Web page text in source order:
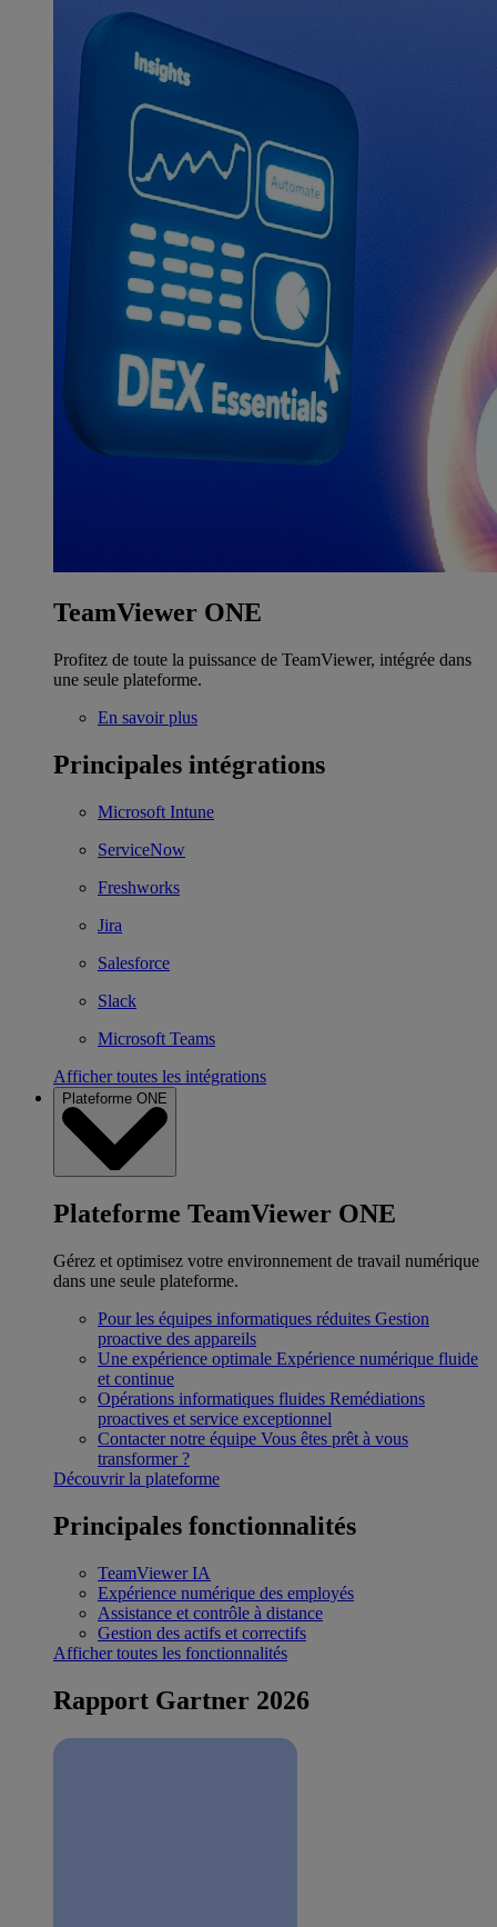
TeamViewer ONE
Profitez de toute la puissance de TeamViewer, intégrée dans
une seule plateforme.
En savoir plus
Principales intégrations
Microsoft Intune
ServiceNow
Freshworks
Jira
Salesforce
Slack
Microsoft Teams
Afficher toutes les intégrations
Plateforme ONE
Plateforme TeamViewer ONE
Gérez et optimisez votre environnement de travail numérique
dans une seule plateforme.
Pour les équipes informatiques réduites Gestion
proactive des appareils
Une expérience optimale Expérience numérique fluide
et continue
Opérations informatiques fluides Remédiations
proactives et service exceptionnel
Contacter notre équipe Vous êtes prêt à vous
transformer ?
Découvrir la plateforme
Principales fonctionnalités
TeamViewer IA
Expérience numérique des employés
Assistance et contrôle à distance
Gestion des actifs et correctifs
Afficher toutes les fonctionnalités
Rapport Gartner 2026